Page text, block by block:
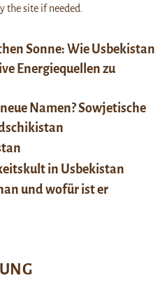
Sonne: Wie Usbekistan
Energiequellen zu
Namen? Sowjetische
in Usbekistan
und wofür ist er
the site if needed.